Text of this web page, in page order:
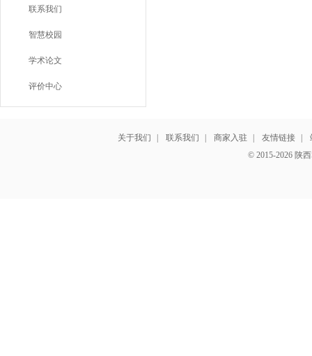
联系我们
智慧校园
学术论文
评价中心
关于我们 联系我们 商家入驻 友情链接
© 2015-2026 陕